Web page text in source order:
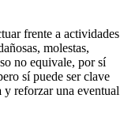
frente a actividades
molestas,
no equivale, por sí
sí puede ser clave
y reforzar una eventual